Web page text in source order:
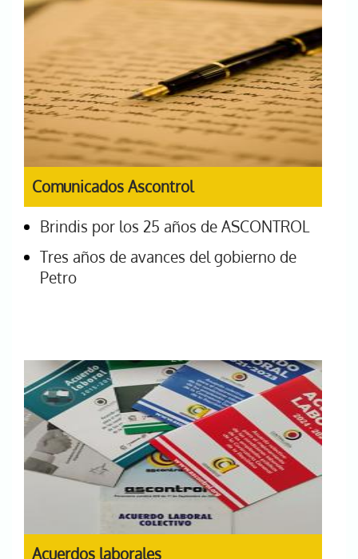
Comunicados Ascontrol
Brindis por los 25 años de ASCONTROL
Tres años de avances del gobierno de
Petro
Acuerdos laborales